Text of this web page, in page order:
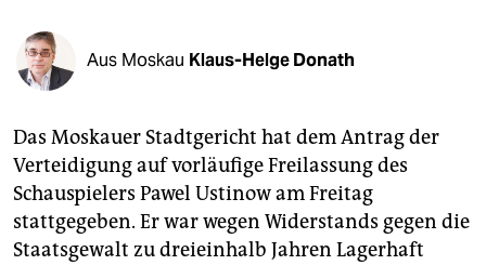
shop
fragen & hilfe
unterstützen
abo
genossenschaft
Aus Moskau Klaus-Helge Donath
Das Moskauer Stadtgericht hat dem Antrag der
Verteidigung auf vorläufige Freilassung des
Schauspielers Pawel Ustinow am Freitag
stattgegeben. Er war wegen Widerstands gegen die
Staatsgewalt zu dreieinhalb Jahren Lagerhaft